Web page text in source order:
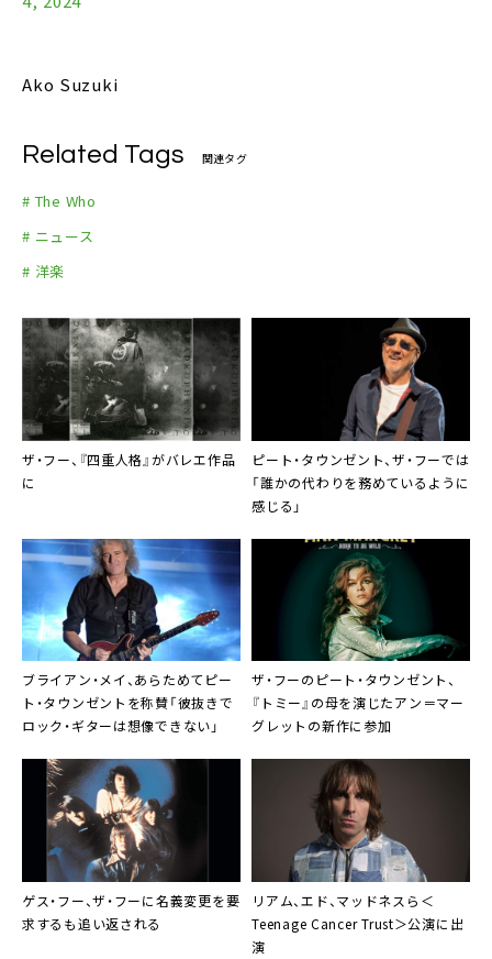
Ako Suzuki
Related Tags 関連タグ
# The Who
# ニュース
# 洋楽
ザ・フー、『四重人格』がバレエ作品
に
ピート・タウンゼント、ザ・フーでは
「誰かの代わりを務めているように
感じる」
ブライアン・メイ、あらためてピー
ト・タウンゼントを称賛「彼抜きで
ロック・ギターは想像できない」
ザ・フーのピート・タウンゼント、
『トミー』の母を演じたアン＝マー
グレットの新作に参加
ゲス・フー、ザ・フーに名義変更を要
求するも追い返される
リアム、エド、マッドネスら＜
Teenage Cancer Trust＞公演に出
演